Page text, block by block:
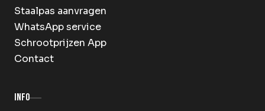
Staalpas aanvragen
WhatsApp service
Schrootprijzen App
Contact
Info